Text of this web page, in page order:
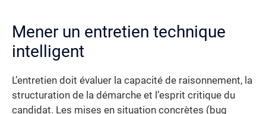
Mener un entretien technique
intelligent
L’entretien doit évaluer la capacité de raisonnement, la
structuration de la démarche et l’esprit critique du
candidat. Les mises en situation concrètes (bug